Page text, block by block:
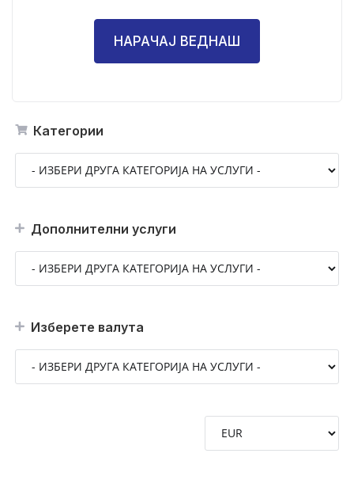
Категории
Дополнителни услуги
Изберете валута
НАРАЧАЈ ВЕДНАШ